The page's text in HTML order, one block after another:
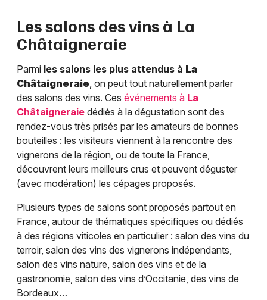
Les salons des vins à La
Châtaigneraie
Parmi les salons les plus attendus à La
Châtaigneraie, on peut tout naturellement parler
des salons des vins. Ces événements à La
Châtaigneraie dédiés à la dégustation sont des
rendez-vous très prisés par les amateurs de bonnes
bouteilles : les visiteurs viennent à la rencontre des
vignerons de la région, ou de toute la France,
découvrent leurs meilleurs crus et peuvent déguster
(avec modération) les cépages proposés.
Plusieurs types de salons sont proposés partout en
France, autour de thématiques spécifiques ou dédiés
à des régions viticoles en particulier : salon des vins du
terroir, salon des vins des vignerons indépendants,
salon des vins nature, salon des vins et de la
gastronomie, salon des vins d’Occitanie, des vins de
Bordeaux…